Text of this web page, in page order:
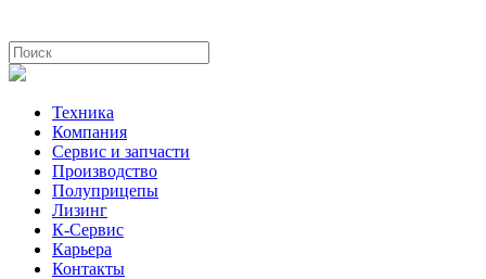
Техника
Компания
Сервис и запчасти
Производство
Полуприцепы
Лизинг
К-Сервис
Карьера
Контакты